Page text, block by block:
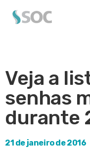
Veja a
senhas
durante
21 de janeiro de 2016